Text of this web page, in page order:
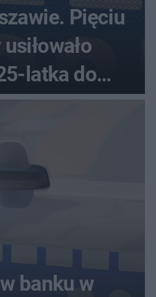
Pięciu
latka do
banku w